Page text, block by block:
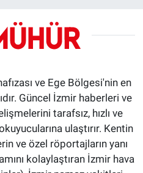
ve Ege Bölgesi'nin en
Güncel İzmir haberleri ve
tarafsız, hızlı ve
ulaştırır. Kentin
ve özel röportajların yanı
kolaylaştıran İzmir hava